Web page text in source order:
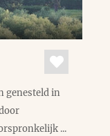
genesteld in
...